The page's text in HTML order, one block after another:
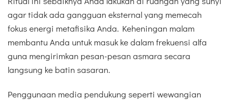
agar tidak ada gangguan eksternal yang memecah
fokus energi metafisika Anda. Keheningan malam
membantu Anda untuk masuk ke dalam frekuensi alfa
guna mengirimkan pesan-pesan asmara secara
langsung ke batin sasaran.
Penggunaan media pendukung seperti wewangian